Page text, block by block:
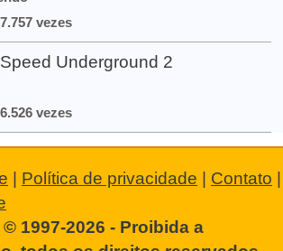
vezes
Underground 2
vezes
| Política de privacidade | Contato |
1997-2026 - Proibida a